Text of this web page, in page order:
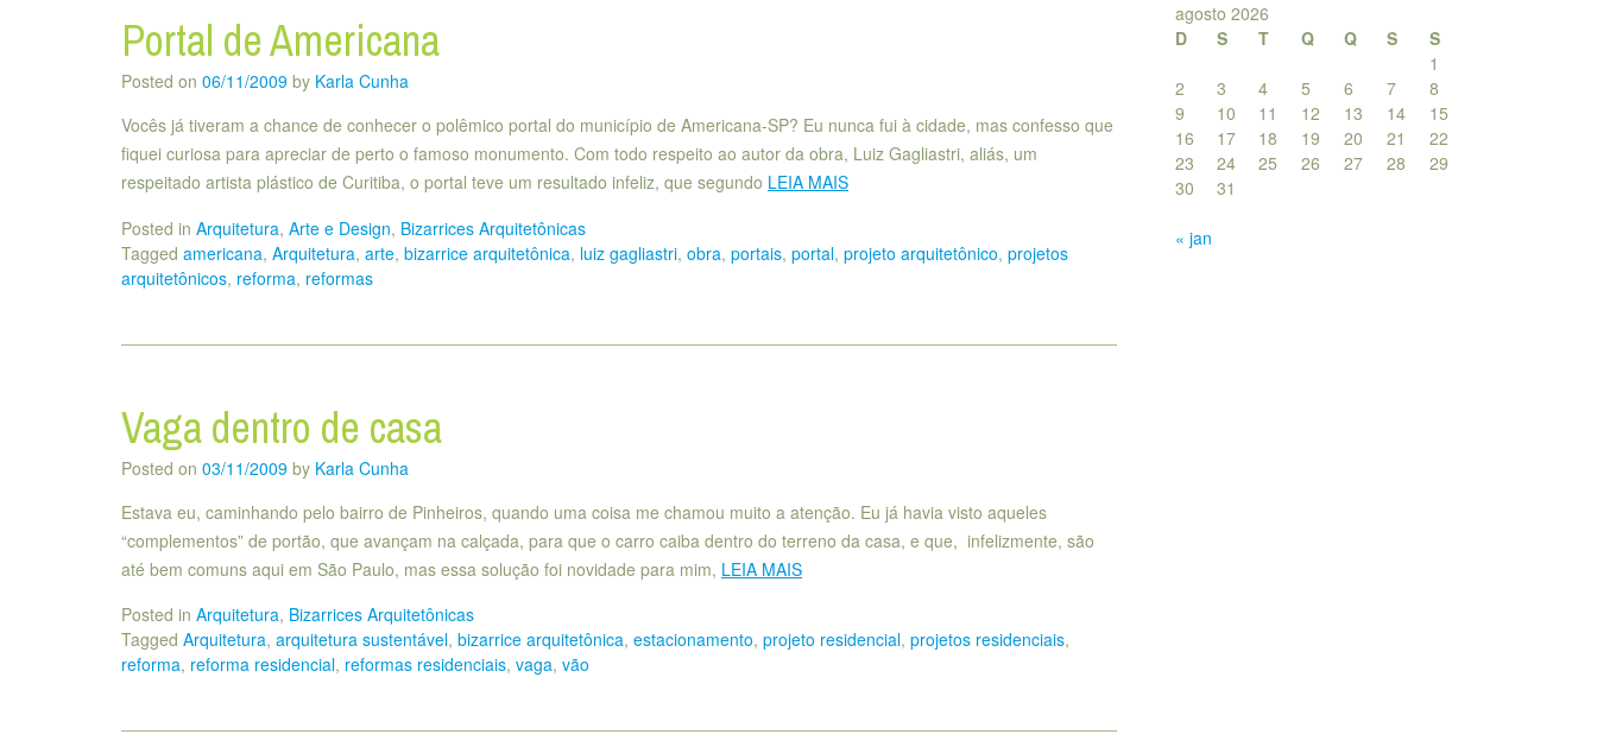
Portal de Americana
Posted on 06/11/2009 by Karla Cunha
Vocês já tiveram a chance de conhecer o polêmico portal do município de Americana-SP? Eu nunca fui à cidade, mas confesso que
fiquei curiosa para apreciar de perto o famoso monumento. Com todo respeito ao autor da obra, Luiz Gagliastri, aliás, um
respeitado artista plástico de Curitiba, o portal teve um resultado infeliz, que segundo LEIA MAIS
Posted in Arquitetura, Arte e Design, Bizarrices Arquitetônicas
Tagged americana, Arquitetura, arte, bizarrice arquitetônica, luiz gagliastri, obra, portais, portal, projeto arquitetônico, projetos
arquitetônicos, reforma, reformas
Vaga dentro de casa
Posted on 03/11/2009 by Karla Cunha
Estava eu, caminhando pelo bairro de Pinheiros, quando uma coisa me chamou muito a atenção. Eu já havia visto aqueles
“complementos” de portão, que avançam na calçada, para que o carro caiba dentro do terreno da casa, e que, infelizmente, são
até bem comuns aqui em São Paulo, mas essa solução foi novidade para mim, LEIA MAIS
Posted in Arquitetura, Bizarrices Arquitetônicas
Tagged Arquitetura, arquitetura sustentável, bizarrice arquitetônica, estacionamento, projeto residencial, projetos residenciais,
reforma, reforma residencial, reformas residenciais, vaga, vão
agosto 2026
D
S T Q Q S
S
1
2
3 4 5 6 7
8
9
10 11 12 13 14
15
16
17 18 19 20 21
22
23
24 25 26 27 28
29
30
31
« jan